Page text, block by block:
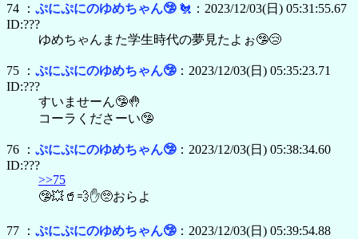
74 ： ぷにぷにのゆめちゃん🤥 🐔 ：2023/12/03(日) 05:31:55.67
ID:???
ゆめちゃんまた学生時代の夢見たよぉ🤥😢
75 ： ぷにぷにのゆめちゃん🤥：2023/12/03(日) 05:35:23.71
ID:???
すいませーん🤥🤚
コーラくださーい🤥
76 ： ぷにぷにのゆめちゃん🤥：2023/12/03(日) 05:38:34.60
ID:???
>>75
🤥💥🥤💨✋🥺おらよ
77 ： ぷにぷにのゆめちゃん🤥：2023/12/03(日) 05:39:54.88